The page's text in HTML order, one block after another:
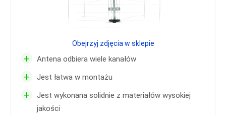
+ Antena odbiera wiele kanałów
+ Jest łatwa w montażu
+
Jest wykonana solidnie z materiałów wysokiej
jakości
Obejrzyj zdjęcia w sklepie